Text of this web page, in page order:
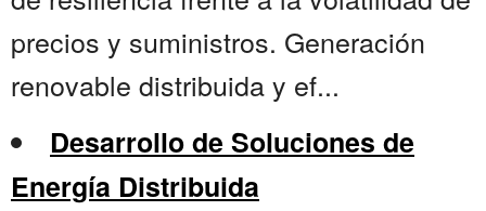
precios y suministros. Generación
renovable distribuida y ef...
Desarrollo de Soluciones de
Energía Distribuida